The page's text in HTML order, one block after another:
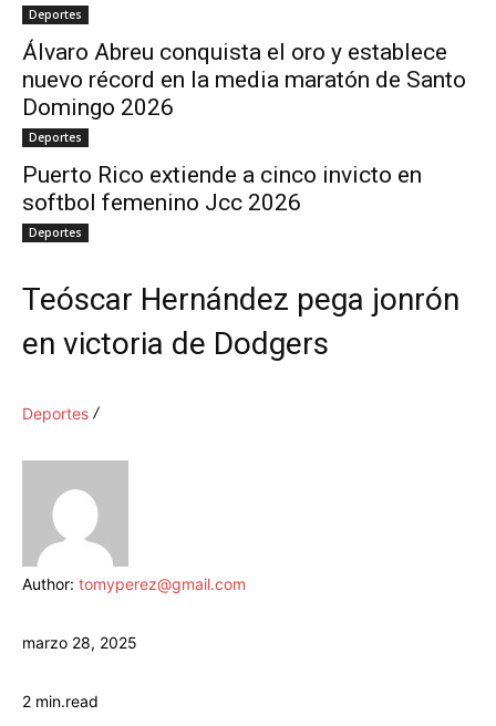
Deportes
Álvaro Abreu conquista el oro y establece
nuevo récord en la media maratón de Santo
Domingo 2026
Deportes
Puerto Rico extiende a cinco invicto en
softbol femenino Jcc 2026
Deportes
Teóscar Hernández pega jonrón
en victoria de Dodgers
Deportes
Author: tomyperez@gmail.com
marzo 28, 2025
2 min.read